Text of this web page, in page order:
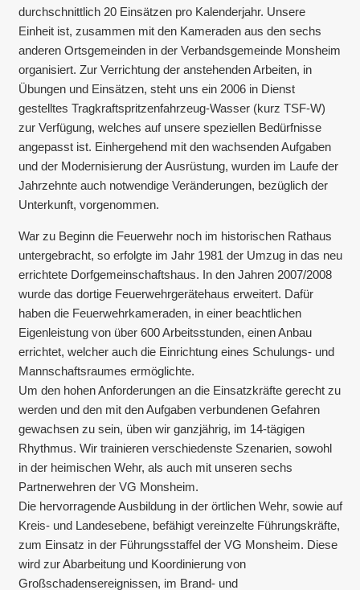
durchschnittlich 20 Einsätzen pro Kalenderjahr. Unsere
Einheit ist, zusammen mit den Kameraden aus den sechs
anderen Ortsgemeinden in der Verbandsgemeinde Monsheim
organisiert. Zur Verrichtung der anstehenden Arbeiten, in
Übungen und Einsätzen, steht uns ein 2006 in Dienst
gestelltes Tragkraftspritzenfahrzeug-Wasser (kurz TSF-W)
zur Verfügung, welches auf unsere speziellen Bedürfnisse
angepasst ist. Einhergehend mit den wachsenden Aufgaben
und der Modernisierung der Ausrüstung, wurden im Laufe der
Jahrzehnte auch notwendige Veränderungen, bezüglich der
Unterkunft, vorgenommen.
War zu Beginn die Feuerwehr noch im historischen Rathaus
untergebracht, so erfolgte im Jahr 1981 der Umzug in das neu
errichtete Dorfgemeinschaftshaus. In den Jahren 2007/2008
wurde das dortige Feuerwehrgerätehaus erweitert. Dafür
haben die Feuerwehrkameraden, in einer beachtlichen
Eigenleistung von über 600 Arbeitsstunden, einen Anbau
errichtet, welcher auch die Einrichtung eines Schulungs- und
Mannschaftsraumes ermöglichte.
Um den hohen Anforderungen an die Einsatzkräfte gerecht zu
werden und den mit den Aufgaben verbundenen Gefahren
gewachsen zu sein, üben wir ganzjährig, im 14-tägigen
Rhythmus. Wir trainieren verschiedenste Szenarien, sowohl
in der heimischen Wehr, als auch mit unseren sechs
Partnerwehren der VG Monsheim.
Die hervorragende Ausbildung in der örtlichen Wehr, sowie auf
Kreis- und Landesebene, befähigt vereinzelte Führungskräfte,
zum Einsatz in der Führungsstaffel der VG Monsheim. Diese
wird zur Abarbeitung und Koordinierung von
Großschadensereignissen, im Brand- und